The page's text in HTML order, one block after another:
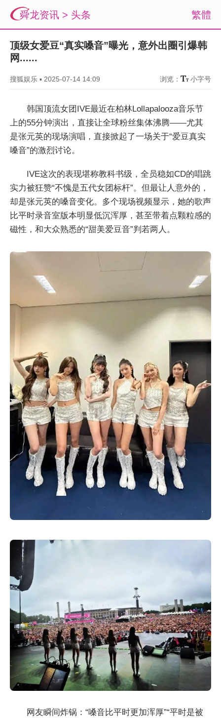
繁體
舜龙资讯 > 头条
顶级女爱豆“真实嗓音”曝光，意外出圈引爆韩
网......
搜狐娱乐 ▪ 2025-07-14 14:09 浏览： 小字号
韩国顶流女团IVE最近在柏林Lollapalooza音乐节
上的55分钟演出，直接让全球粉丝集体沸腾——尤其
是张元英的现场演唱，直接掀起了一场关于“爱豆真实
嗓音”的激烈讨论。
IVE这次的表现堪称教科书级，全员稳如CD的唱跳
实力被狂赞“不愧是五代女团标杆”。但最让人意外的，
却是张元英的嗓音变化。多个现场视频显示，她的歌声
比平时录音室版本明显低沉浑厚，甚至带着点颗粒感的
磁性，和大众熟悉的“甜美爱豆音”判若两人。
网友瞬间炸锅：“嗓音比平时更加浑厚”“平时是被